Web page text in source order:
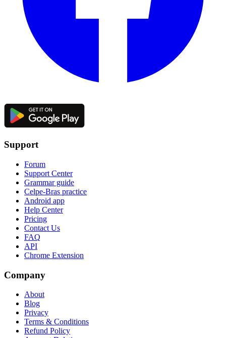
Support
Forum
Support Center
Grammar guide
Celpe-Bras practice
Android app
Help Center
Pricing
Contact Us
FAQ
API
Chrome Extension
Company
About
Blog
Privacy
Terms & Conditions
Refund Policy